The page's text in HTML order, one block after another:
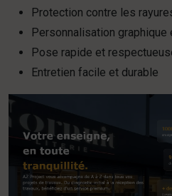
Protection contre les
Personnalisation
Pose rapide et
Entretien facile et durable